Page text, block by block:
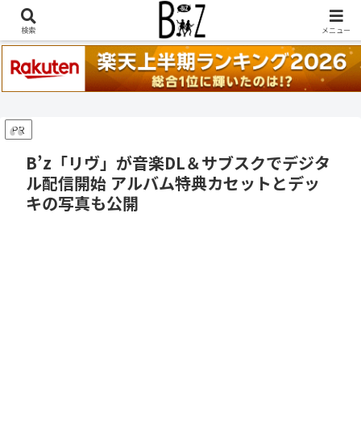
稲葉浩志『en-Zepp』『enⅣ』セトリ一覧はこちら
PR
B’z「リヴ」が音楽DL＆サブスクでデジタ
ル配信開始 アルバム特典カセットとデッ
キの写真も公開
検索 メニュー